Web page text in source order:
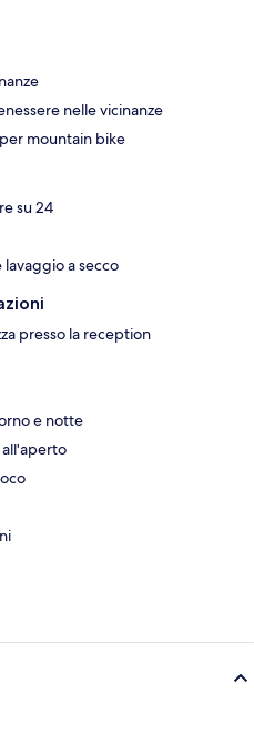
nelle vicinanze
mountain bike
su 24
lavaggio a secco
presso la reception
e notte
all'aperto